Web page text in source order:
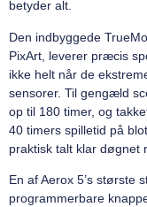
betyder alt.
Den indbyggede
PixArt, leverer præcis
ikke helt når de
sensorer. Til gengæld
op til 180 timer, og
40 timers spilletid på
praktisk talt klar døgnet
En af Aerox 5’s største
programmerbare